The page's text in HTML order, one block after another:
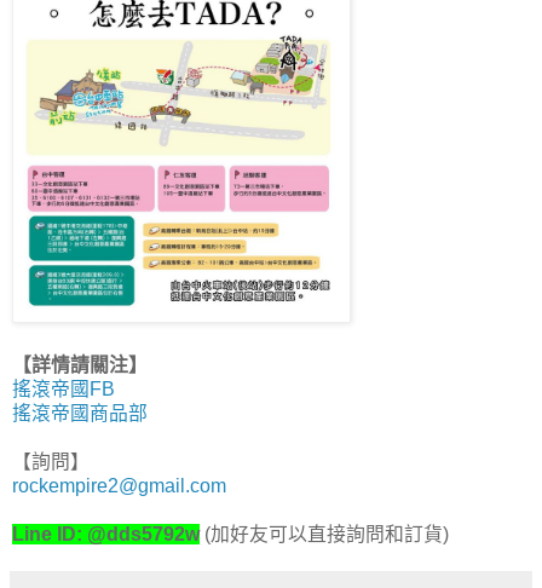
【詳情請關注】
搖滾帝國FB
搖滾帝國商品部
【詢問】
rockempire2@gmail.com
Line ID: @dds5792w(加好友可以直接詢問和訂貨)